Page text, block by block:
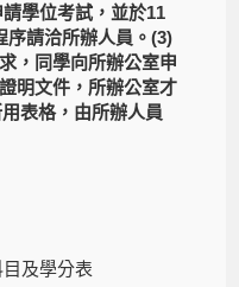
學位考試，並於11
序請洽所辦人員。(3)
，同學向所辦公室申
明文件，所辦公室才
表格，由所辦人員
及學分表